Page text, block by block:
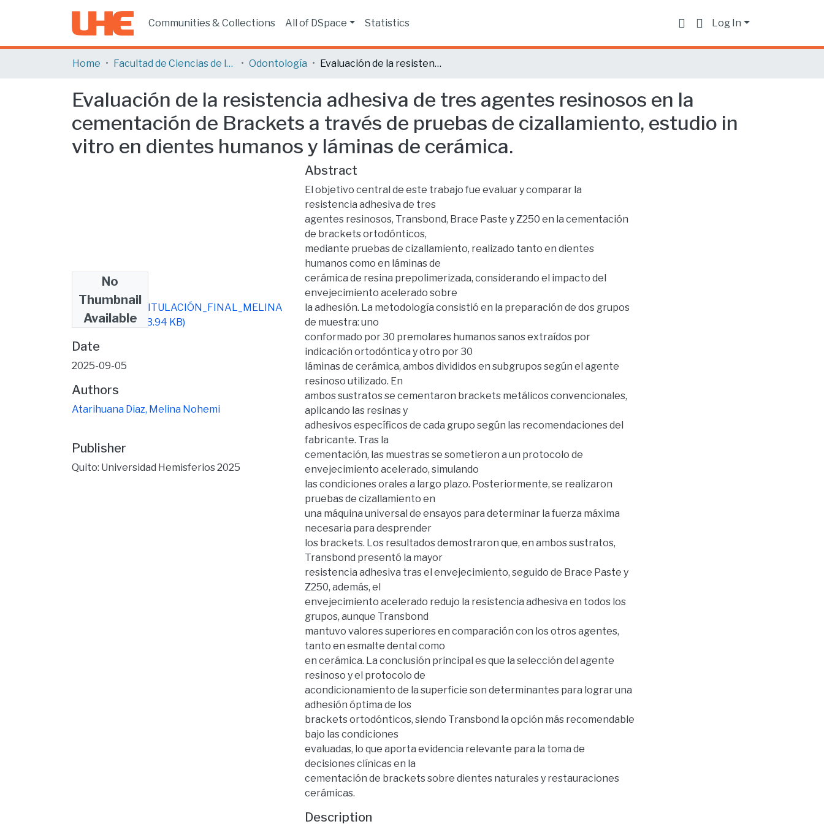
Communities & Collections All of DSpace Statistics Log In
Home Facultad de Ciencias de la Salud Odontología Evaluación de la resistencia adhesiva de tres agentes resinosos en la cementación de Brackets a través de pruebas de cizallamiento, estudio in vitro en dientes humanos y láminas de cerámica.
Evaluación de la resistencia adhesiva de tres agentes resinosos en la
cementación de Brackets a través de pruebas de cizallamiento, estudio in
vitro en dientes humanos y láminas de cerámica.
No
Thumbnail
Available
TRABAJO_DE_TITULACIÓN_FINAL_MELINA
revisado .pdf(643.94 KB)
Date
2025-09-05
Authors
Atarihuana Diaz, Melina Nohemi
Publisher
Quito: Universidad Hemisferios 2025
Abstract
El objetivo central de este trabajo fue evaluar y comparar la
resistencia adhesiva de tres
agentes resinosos, Transbond, Brace Paste y Z250 en la cementación
de brackets ortodónticos,
mediante pruebas de cizallamiento, realizado tanto en dientes
humanos como en láminas de
cerámica de resina prepolimerizada, considerando el impacto del
envejecimiento acelerado sobre
la adhesión. La metodología consistió en la preparación de dos grupos
de muestra: uno
conformado por 30 premolares humanos sanos extraídos por
indicación ortodóntica y otro por 30
láminas de cerámica, ambos divididos en subgrupos según el agente
resinoso utilizado. En
ambos sustratos se cementaron brackets metálicos convencionales,
aplicando las resinas y
adhesivos específicos de cada grupo según las recomendaciones del
fabricante. Tras la
cementación, las muestras se sometieron a un protocolo de
envejecimiento acelerado, simulando
las condiciones orales a largo plazo. Posteriormente, se realizaron
pruebas de cizallamiento en
una máquina universal de ensayos para determinar la fuerza máxima
necesaria para desprender
los brackets. Los resultados demostraron que, en ambos sustratos,
Transbond presentó la mayor
resistencia adhesiva tras el envejecimiento, seguido de Brace Paste y
Z250, además, el
envejecimiento acelerado redujo la resistencia adhesiva en todos los
grupos, aunque Transbond
mantuvo valores superiores en comparación con los otros agentes,
tanto en esmalte dental como
en cerámica. La conclusión principal es que la selección del agente
resinoso y el protocolo de
acondicionamiento de la superficie son determinantes para lograr una
adhesión óptima de los
brackets ortodónticos, siendo Transbond la opción más recomendable
bajo las condiciones
evaluadas, lo que aporta evidencia relevante para la toma de
decisiones clínicas en la
cementación de brackets sobre dientes naturales y restauraciones
cerámicas.
Description